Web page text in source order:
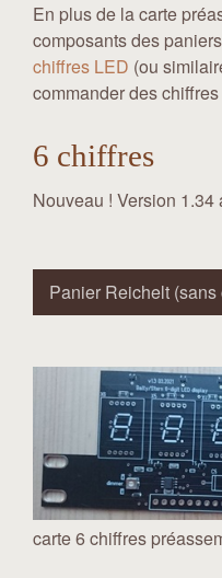
En plus de la carte
composants des
chiffres LED (ou
commander des
6 chiffres
Nouveau ! Version
Panier Reichelt
carte 6 chiffres